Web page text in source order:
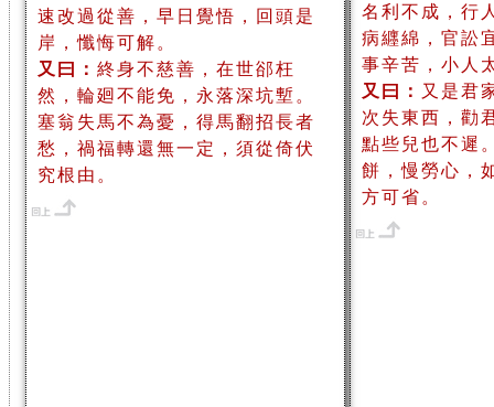
速改過從善，早日覺悟，回頭是
岸，懺悔可解。
又曰： 終身不慈善，在世郤枉
然，輪廻不能免，永落深坑塹。
塞翁失馬不為憂，得馬翻招長者
愁，禍福轉還無一定，須從倚伏
究根由。
名利不成，行
病纒綿，官訟
事辛苦，小人
又曰： 又是君
次失東西，勸
點些兒也不遲
餅，慢勞心，
方可省。